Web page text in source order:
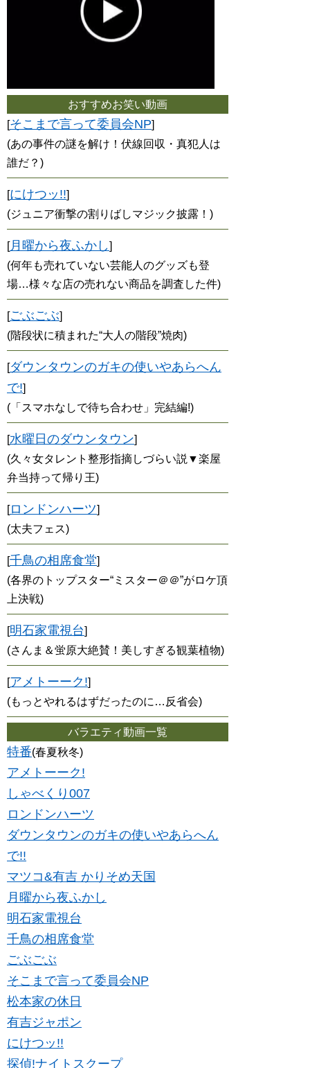
おすすめお笑い動画
[そこまで言って委員会NP]
(あの事件の謎を解け！伏線回収・真犯人は
誰だ？)
[にけつッ!!]
(ジュニア衝撃の割りばしマジック披露！)
[月曜から夜ふかし]
(何年も売れていない芸能人のグッズも登
場…様々な店の売れない商品を調査した件)
[ごぶごぶ]
(階段状に積まれた“大人の階段”焼肉)
[ダウンタウンのガキの使いやあらへん
で!]
(「スマホなしで待ち合わせ」完結編!)
[水曜日のダウンタウン]
(久々女タレント整形指摘しづらい説▼楽屋
弁当持って帰り王)
[ロンドンハーツ]
(太夫フェス)
[千鳥の相席食堂]
(各界のトップスター“ミスター＠＠”がロケ頂
上決戦)
[明石家電視台]
(さんま＆蛍原大絶賛！美しすぎる観葉植物)
[アメトーーク!]
(もっとやれるはずだったのに…反省会)
バラエティ動画一覧
特番(春夏秋冬)
アメトーーク!
しゃべくり007
ロンドンハーツ
ダウンタウンのガキの使いやあらへん
で!!
マツコ&有吉 かりそめ天国
月曜から夜ふかし
明石家電視台
千鳥の相席食堂
ごぶごぶ
そこまで言って委員会NP
松本家の休日
有吉ジャポン
にけつッ!!
探偵!ナイトスクープ